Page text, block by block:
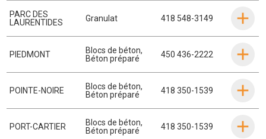
PARC DES
LAURENTIDES
Granulat 418 548-3149
PIEDMONT Blocs de béton,
Béton préparé
450 436-2222
POINTE-NOIRE Blocs de béton,
Béton préparé
418 350-1539
PORT-CARTIER Blocs de béton,
Béton préparé
418 350-1539